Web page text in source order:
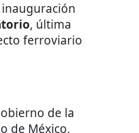
, última
ferroviario
de la
de México,